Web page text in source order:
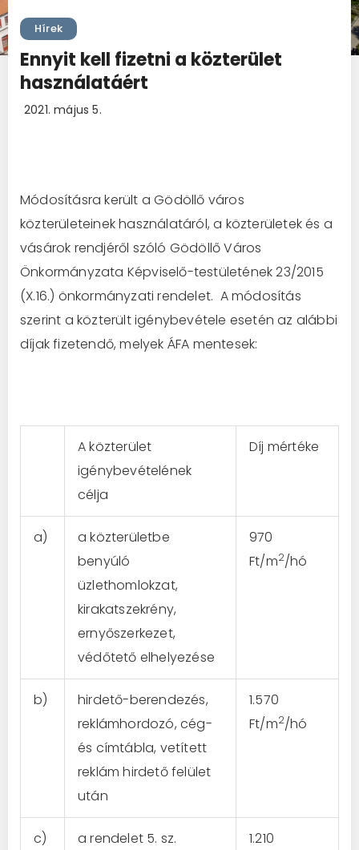
Hírek
Ennyit kell fizetni a közterület
használatáért
2021. május 5.
Módosításra került a Gödöllő város
közterületeinek használatáról, a közterületek és a
vásárok rendjéről szóló Gödöllő Város
Önkormányzata Képviselő-testületének 23/2015
(X.16.) önkormányzati rendelet. A módosítás
szerint a közterült igénybevétele esetén az alábbi
díjak fizetendő, melyek ÁFA mentesek:
A közterület
igénybevételének
célja
Díj mértéke
a)
a közterületbe
benyúló
üzlethomlokzat,
kirakatszekrény,
ernyőszerkezet,
védőtető elhelyezése
970
Ft/m2/hó
b)
hirdető-berendezés,
reklámhordozó, cég-
és címtábla, vetített
reklám hirdető felület
után
1.570
Ft/m2/hó
c)
a rendelet 5. sz.
1.210